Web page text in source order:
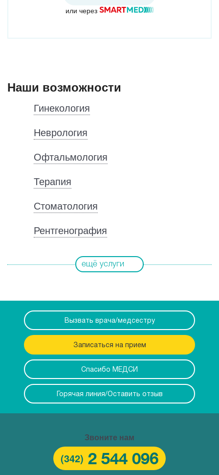
или через
Наши возможности
Гинекология
Неврология
Офтальмология
Терапия
Стоматология
Рентгенография
Дерматовенерология
Диагностика
Онкология
Вызов врача на дом
ещё услуги
Вызвать врача/медсестру
Записаться на прием
Спасибо МЕДСИ
Горячая линия/Оставить отзыв
Звоните нам
(342) 2 544 096